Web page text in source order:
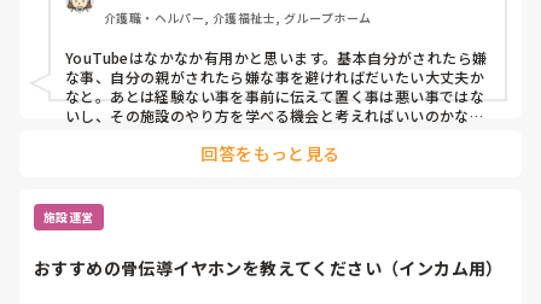
介護職・ヘルパー, 介護福祉士, グループホーム
YouTubeはなかなか有用かと思います。基本自分がされたら嫌
な事、自分の親がされたら嫌な事を避ければだいたい大丈夫か
なと。あとは経験ない事を事前に伝えて置く事は悪い事ではな
いし、その施設のやり方を学べる機会と考えればいいのかなと
回答をもっと見る
施設運営
おすすめの骨伝導イヤホンを教えてください（インカム用）